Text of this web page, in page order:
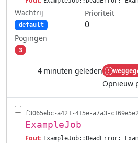
Wachtrij
default
Prioriteit
0
Pogingen
3
4 minuten geleden
Opnieuw
f3065ebc-a421-415e-a7a3-
ExampleJob
Fout: ExampleJob::DeadError: